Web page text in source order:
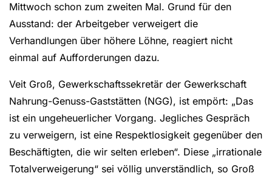
Mittwoch schon zum zweiten Mal. Grund für den
Ausstand: der Arbeitgeber verweigert die
Verhandlungen über höhere Löhne, reagiert nicht
einmal auf Aufforderungen dazu.
Veit Groß, Gewerkschaftssekretär der Gewerkschaft
Nahrung-Genuss-Gaststätten (NGG), ist empört: „Das
ist ein ungeheuerlicher Vorgang. Jegliches Gespräch
zu verweigern, ist eine Respektlosigkeit gegenüber den
Beschäftigten, die wir selten erleben“. Diese „irrationale
Totalverweigerung“ sei völlig unverständlich, so Groß